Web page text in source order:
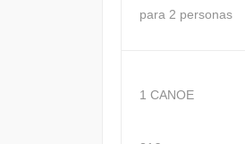
para 2 personas
1 CANOE